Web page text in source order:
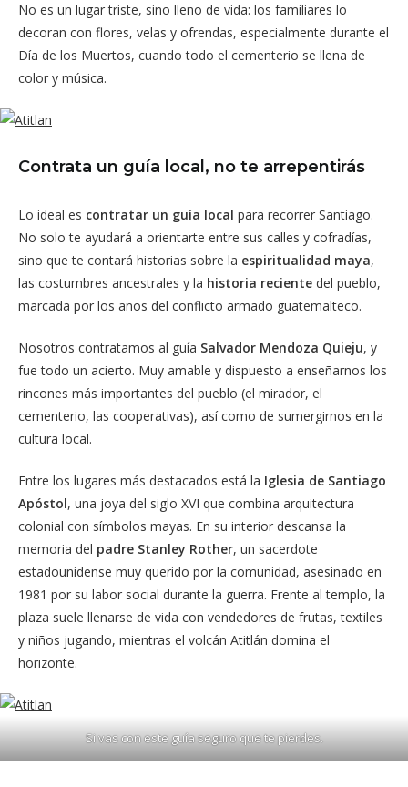
No es un lugar triste, sino lleno de vida: los familiares lo
decoran con flores, velas y ofrendas, especialmente durante el
Día de los Muertos, cuando todo el cementerio se llena de
color y música.
Contrata un guía local, no te arrepentirás
Lo ideal es contratar un guía local para recorrer Santiago.
No solo te ayudará a orientarte entre sus calles y cofradías,
sino que te contará historias sobre la espiritualidad maya,
las costumbres ancestrales y la historia reciente del pueblo,
marcada por los años del conflicto armado guatemalteco.
Nosotros contratamos al guía Salvador Mendoza Quieju, y
fue todo un acierto. Muy amable y dispuesto a enseñarnos los
rincones más importantes del pueblo (el mirador, el
cementerio, las cooperativas), así como de sumergirnos en la
cultura local.
Entre los lugares más destacados está la Iglesia de Santiago
Apóstol, una joya del siglo XVI que combina arquitectura
colonial con símbolos mayas. En su interior descansa la
memoria del padre Stanley Rother, un sacerdote
estadounidense muy querido por la comunidad, asesinado en
1981 por su labor social durante la guerra. Frente al templo, la
plaza suele llenarse de vida con vendedores de frutas, textiles
y niños jugando, mientras el volcán Atitlán domina el
horizonte.
Si vas con este guía seguro que te pierdes.